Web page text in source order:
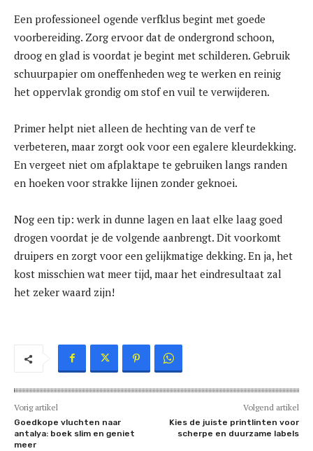
Een professioneel ogende verfklus begint met goede
voorbereiding. Zorg ervoor dat de ondergrond schoon,
droog en glad is voordat je begint met schilderen. Gebruik
schuurpapier om oneffenheden weg te werken en reinig
het oppervlak grondig om stof en vuil te verwijderen.
Primer helpt niet alleen de hechting van de verf te
verbeteren, maar zorgt ook voor een egalere kleurdekking.
En vergeet niet om afplaktape te gebruiken langs randen
en hoeken voor strakke lijnen zonder geknoei.
Nog een tip: werk in dunne lagen en laat elke laag goed
drogen voordat je de volgende aanbrengt. Dit voorkomt
druipers en zorgt voor een gelijkmatige dekking. En ja, het
kost misschien wat meer tijd, maar het eindresultaat zal
het zeker waard zijn!
Vorig artikel
Goedkope vluchten naar
antalya: boek slim en geniet
meer
Volgend artikel
Kies de juiste printlinten voor
scherpe en duurzame labels